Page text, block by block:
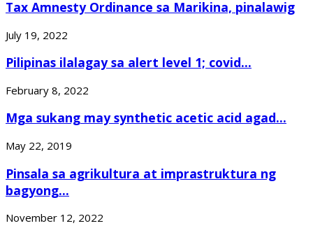
Tax Amnesty Ordinance sa Marikina, pinalawig
July 19, 2022
Pilipinas ilalagay sa alert level 1; covid...
February 8, 2022
Mga sukang may synthetic acetic acid agad...
May 22, 2019
Pinsala sa agrikultura at imprastruktura ng
bagyong...
November 12, 2022